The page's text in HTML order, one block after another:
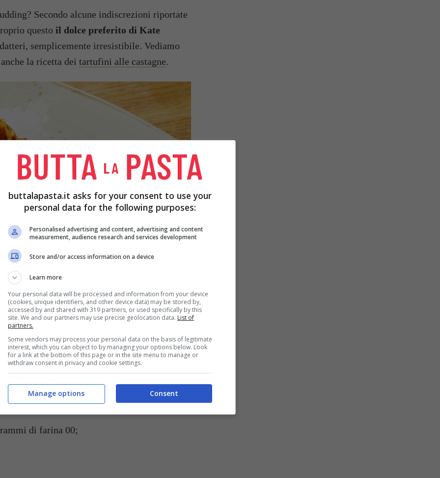
Secondo alcune indiscrezioni riportate
questo il dolce preferito di Kate
semplicemente irresistibile. Vediamo
la ricetta dei tartufini alle castagne.
la ricetta del dolce preferito di Kate Middleton (Buttalapasta.it)
di farina 00;
buttalapasta.it asks for your consent to use your
personal data for the following purposes:
Personalised advertising and content, advertising and content
measurement, audience research and services development
Store and/or access information on a device
Learn more
Your personal data will be processed and information from your device
(cookies, unique identifiers, and other device data) may be stored by,
accessed by and shared with 319 partners, or used specifically by this
site. We and our partners may use precise geolocation data. List of
partners.
Some vendors may process your personal data on the basis of legitimate
interest, which you can object to by managing your options below. Look
for a link at the bottom of this page or in the site menu to manage or
withdraw consent in privacy and cookie settings.
Consent
Manage options